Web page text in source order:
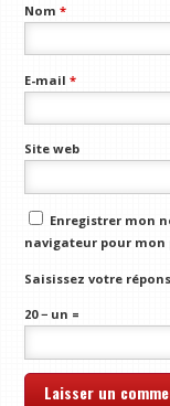
Nom*
E-mail*
Site web
Enregistrer mon
navigateur pour
Saisissez votre
20 − un =